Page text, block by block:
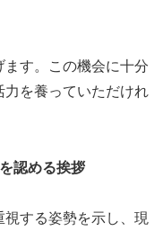
す。この機会に十分
を養っていただけれ
認める挨拶
視する姿勢を示し、現